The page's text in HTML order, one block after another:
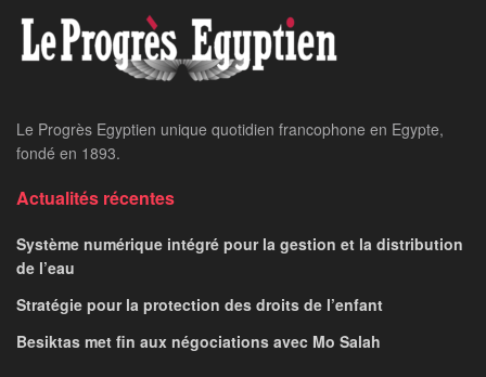
Le Progrès Egyptien unique quotidien francophone en Egypte,
fondé en 1893.
Actualités récentes
Système numérique intégré pour la gestion et la distribution
de l’eau
Stratégie pour la protection des droits de l’enfant
Besiktas met fin aux négociations avec Mo Salah